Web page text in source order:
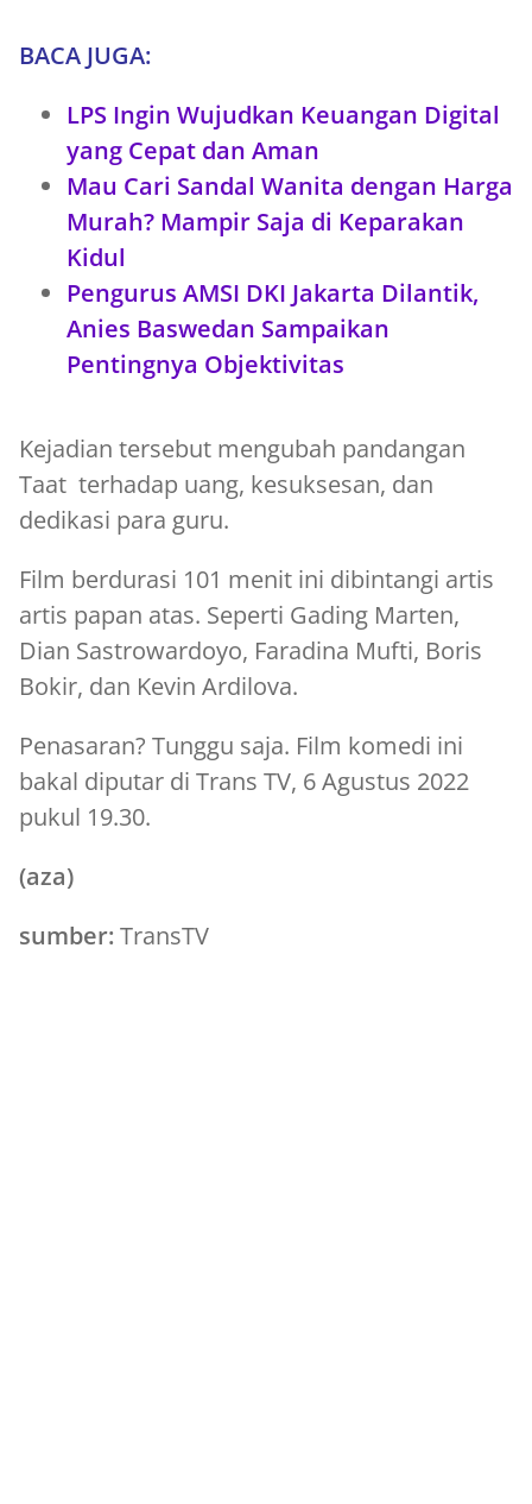
BACA JUGA:
LPS Ingin Wujudkan Keuangan Digital
yang Cepat dan Aman
Mau Cari Sandal Wanita dengan Harga
Murah? Mampir Saja di Keparakan
Kidul
Pengurus AMSI DKI Jakarta Dilantik,
Anies Baswedan Sampaikan
Pentingnya Objektivitas
Kejadian tersebut mengubah pandangan
Taat terhadap uang, kesuksesan, dan
dedikasi para guru.
Film berdurasi 101 menit ini dibintangi artis
artis papan atas. Seperti Gading Marten,
Dian Sastrowardoyo, Faradina Mufti, Boris
Bokir, dan Kevin Ardilova.
Penasaran? Tunggu saja. Film komedi ini
bakal diputar di Trans TV, 6 Agustus 2022
pukul 19.30.
(aza)
sumber: TransTV